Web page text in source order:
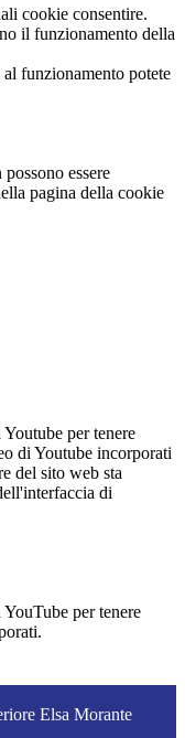
cookie consentire.
il funzionamento della
funzionamento potete
essere
pagina della cookie
per tenere
di Youtube incorporati
del sito web sta
di
per tenere
Elsa Morante